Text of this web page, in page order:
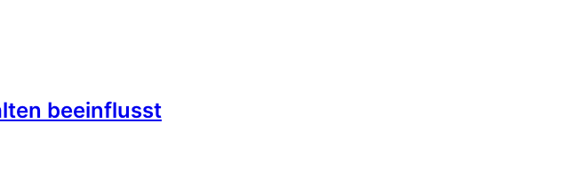
beeinflusst